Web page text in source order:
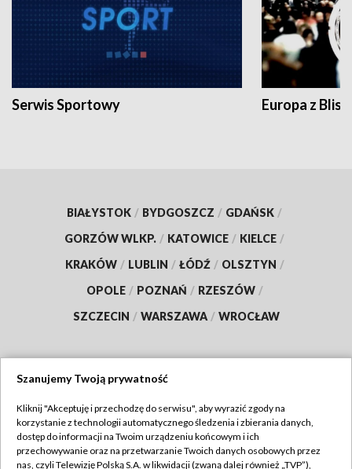
Serwis Sportowy Europa z
BIAŁYSTOK / BYDGOSZCZ / GDAŃSK /
GORZÓW WLKP. / KATOWICE / KIELCE /
KRAKÓW / LUBLIN / ŁÓDŹ / OLSZTYN /
OPOLE / POZNAŃ / RZESZÓW /
SZCZECIN / WARSZAWA / WROCŁAW
TVP
Abonament TVP
Regulamin TVP
Szanujemy Twoją prywatność
Kliknij "Akceptuję i przechodzę do serwisu", aby wyrazić zgody na
korzystanie z technologii automatycznego śledzenia i zbierania danych,
dostęp do informacji na Twoim urządzeniu końcowym i ich
przechowywanie oraz na przetwarzanie Twoich danych osobowych przez
nas, czyli Telewizję Polską S.A. w likwidacji (zwaną dalej również „TVP”),